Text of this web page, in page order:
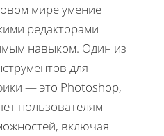
мире умение
редакторами
навыком. Один из
для
— это Photoshop,
пользователям
включая